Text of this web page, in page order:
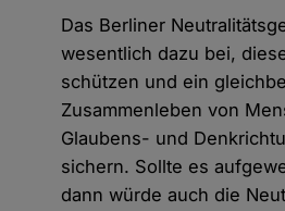
Das Berliner
wesentlich dazu bei,
schützen und ein
Zusammenleben von
Glaubens- und
sichern. Sollte es
dann würde auch die